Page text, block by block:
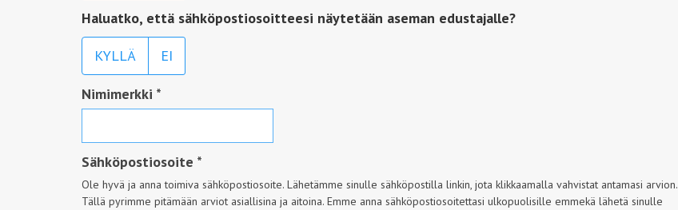
Haluatko, että sähköpostiosoitteesi näytetään aseman edustajalle?
KYLLÄ EI
Nimimerkki *
Sähköpostiosoite *
Ole hyvä ja anna toimiva sähköpostiosoite. Lähetämme sinulle sähköpostilla linkin, jota klikkaamalla vahvistat antamasi arvion.
Tällä pyrimme pitämään arviot asiallisina ja aitoina. Emme anna sähköpostiosoitettasi ulkopuolisille emmekä lähetä sinulle